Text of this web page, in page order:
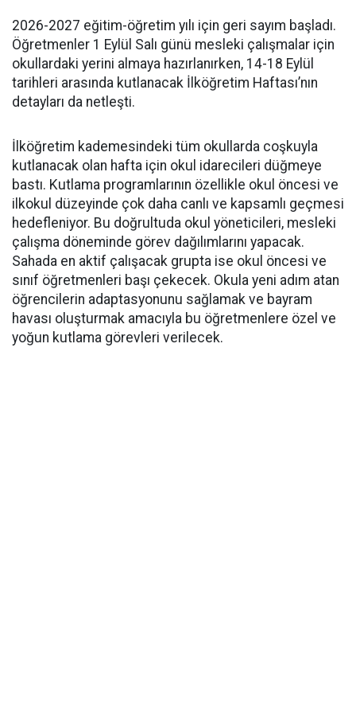
2026-2027 eğitim-öğretim yılı için geri sayım başladı.
Öğretmenler 1 Eylül Salı günü mesleki çalışmalar için
okullardaki yerini almaya hazırlanırken, 14-18 Eylül
tarihleri arasında kutlanacak İlköğretim Haftası’nın
detayları da netleşti.
İlköğretim kademesindeki tüm okullarda coşkuyla
kutlanacak olan hafta için okul idarecileri düğmeye
bastı. Kutlama programlarının özellikle okul öncesi ve
ilkokul düzeyinde çok daha canlı ve kapsamlı geçmesi
hedefleniyor. Bu doğrultuda okul yöneticileri, mesleki
çalışma döneminde görev dağılımlarını yapacak.
Sahada en aktif çalışacak grupta ise okul öncesi ve
sınıf öğretmenleri başı çekecek. Okula yeni adım atan
öğrencilerin adaptasyonunu sağlamak ve bayram
havası oluşturmak amacıyla bu öğretmenlere özel ve
yoğun kutlama görevleri verilecek.